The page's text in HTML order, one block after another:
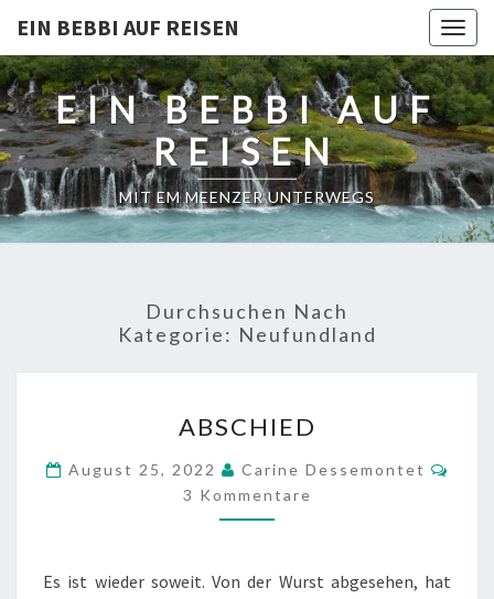
EIN BEBBI AUF REISEN
EIN BEBBI AUF
REISEN
MIT EM MEENZER UNTERWEGS
Durchsuchen Nach
Kategorie: Neufundland
ABSCHIED
August 25, 2022 Carine Dessemontet
3 Kommentare
Es ist wieder soweit. Von der Wurst abgesehen, hat